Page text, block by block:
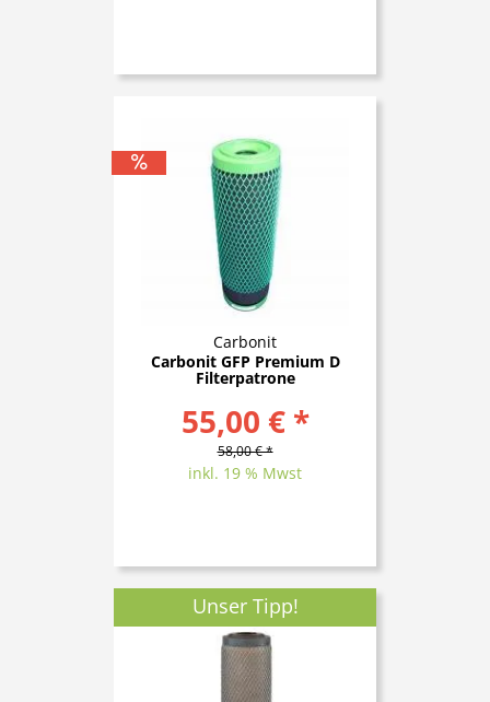
Carbonit
Carbonit GFP Premium D
Filterpatrone
55,00 € *
58,00 € *
inkl. 19 % Mwst
Unser Tipp!